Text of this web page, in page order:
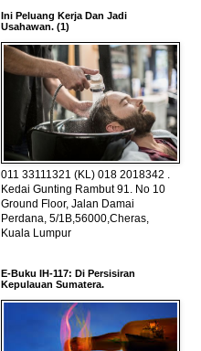
Ini Peluang Kerja Dan Jadi
Usahawan. (1)
011 33111321 (KL) 018 2018342 .
Kedai Gunting Rambut 91. No 10
Ground Floor, Jalan Damai
Perdana, 5/1B,56000,Cheras,
Kuala Lumpur
E-Buku IH-117: Di Persisiran
Kepulauan Sumatera.